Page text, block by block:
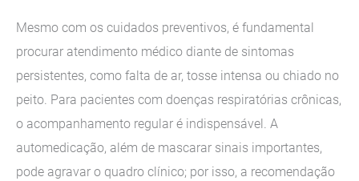
Mesmo com os cuidados preventivos, é fundamental
procurar atendimento médico diante de sintomas
persistentes, como falta de ar, tosse intensa ou chiado no
peito. Para pacientes com doenças respiratórias crônicas,
o acompanhamento regular é indispensável. A
automedicação, além de mascarar sinais importantes,
pode agravar o quadro clínico; por isso, a recomendação